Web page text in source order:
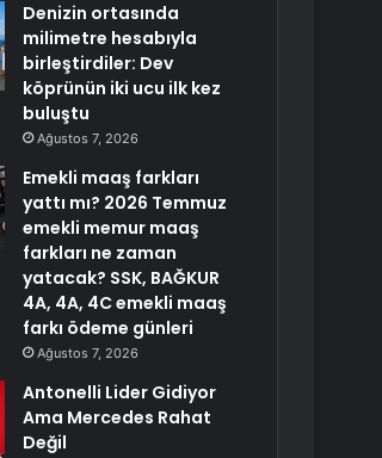
Denizin ortasında
milimetre hesabıyla
birleştirdiler: Dev
köprünün iki ucu ilk kez
buluştu
Ağustos 7, 2026
Emekli maaş farkları
yattı mı? 2026 Temmuz
emekli memur maaş
farkları ne zaman
yatacak? SSK, BAĞKUR
4A, 4A, 4C emekli maaş
farkı ödeme günleri
Ağustos 7, 2026
Antonelli Lider Gidiyor
Ama Mercedes Rahat
Değil